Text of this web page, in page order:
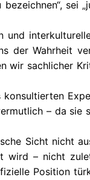
der Wahrheit
wir sachlicher
– da
Sicht nicht
wird – nicht
Position